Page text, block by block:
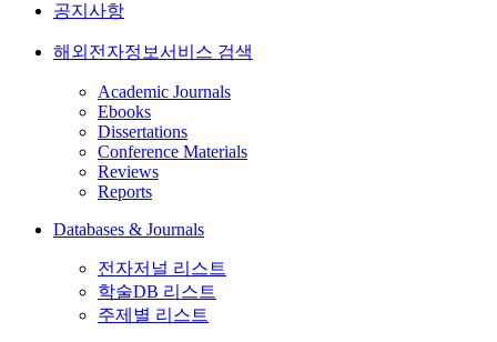
공지사항
해외전자정보서비스 검색
Academic Journals
Ebooks
Dissertations
Conference Materials
Reviews
Reports
Databases & Journals
전자저널 리스트
학술DB 리스트
주제별 리스트